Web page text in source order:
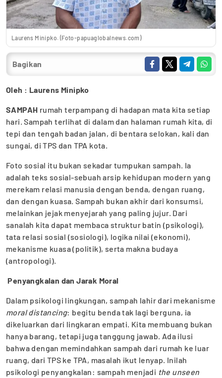
Laurens Minipko. (Foto-papuaglobalnews.com)
Bagikan
Oleh : Laurens Minipko
SAMPAH rumah terpampang di hadapan mata kita setiap
hari. Sampah terlihat di dalam dan halaman rumah kita, di
tepi dan tengah badan jalan, di bentara selokan, kali dan
sungai, di TPS dan TPA kota.
Foto sosial itu bukan sekadar tumpukan sampah. Ia
adalah teks sosial-sebuah arsip kehidupan modern yang
merekam relasi manusia dengan benda, dengan ruang,
dan dengan kuasa. Sampah bukan akhir dari konsumsi,
melainkan jejak menyejarah yang paling jujur. Dari
sanalah kita dapat membaca struktur batin (psikologi),
tata relasi sosial (sosiologi), logika nilai (ekonomi),
mekanisme kuasa (politik), serta makna budaya
(antropologi).
Penyangkalan dan Jarak Moral
Dalam psikologi lingkungan, sampah lahir dari mekanisme
moral distancing: begitu benda tak lagi berguna, ia
dikeluarkan dari lingkaran empati. Kita membuang bukan
hanya barang, tetapi juga tanggung jawab. Ada ilusi
bahwa dengan memindahkan sampah dari rumah ke luar
ruang, dari TPS ke TPA, masalah ikut lenyap. Inilah
psikologi penyangkalan: sampah menjadi the unseen